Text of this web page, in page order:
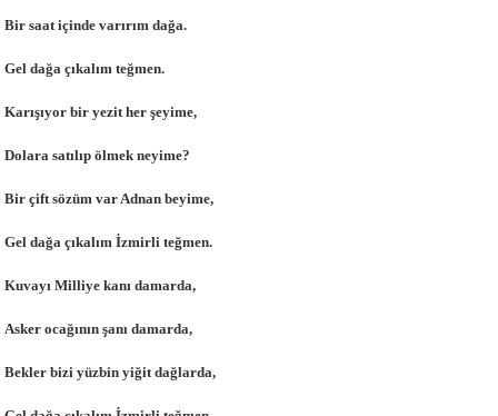
Bir saat içinde varırım dağa.
Gel dağa çıkalım teğmen.
Karışıyor bir yezit her şeyime,
Dolara satılıp ölmek neyime?
Bir çift sözüm var Adnan beyime,
Gel dağa çıkalım İzmirli teğmen.
Kuvayı Milliye kanı damarda,
Asker ocağının şanı damarda,
Bekler bizi yüzbin yiğit dağlarda,